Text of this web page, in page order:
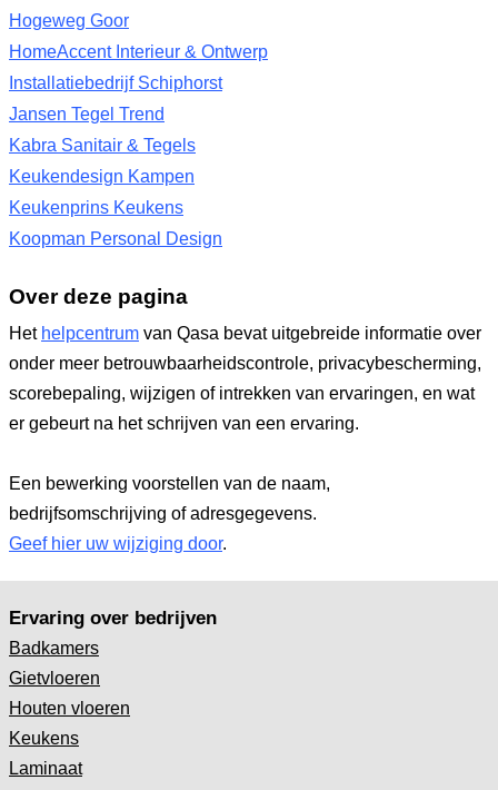
Hogeweg Goor
HomeAccent Interieur & Ontwerp
Installatiebedrijf Schiphorst
Jansen Tegel Trend
Kabra Sanitair & Tegels
Keukendesign Kampen
Keukenprins Keukens
Koopman Personal Design
Over deze pagina
Het helpcentrum van Qasa bevat uitgebreide informatie over
onder meer betrouwbaarheidscontrole, privacybescherming,
scorebepaling, wijzigen of intrekken van ervaringen, en wat
er gebeurt na het schrijven van een ervaring.
Een bewerking voorstellen van de naam,
bedrijfsomschrijving of adresgegevens.
Geef hier uw wijziging door.
Ervaring over bedrijven
Badkamers
Gietvloeren
Houten vloeren
Keukens
Laminaat